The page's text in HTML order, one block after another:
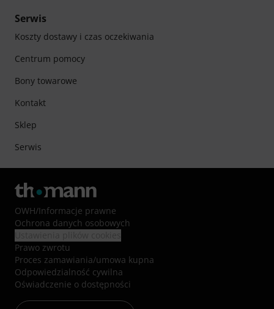
Serwis
Koszty dostawy i czas oczekiwania
Centrum pomocy
Bony towarowe
Kontakt
Sklep
Serwis
OWH/Informacje prawne
Ochrona danych osobowych
Prawo zwrotu
Proces zamawiania/umowa kupna
Odpowiedzialność cywilna
Oświadczenie o dostępności